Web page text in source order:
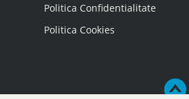
Politica Confidentialitate
Politica Cookies